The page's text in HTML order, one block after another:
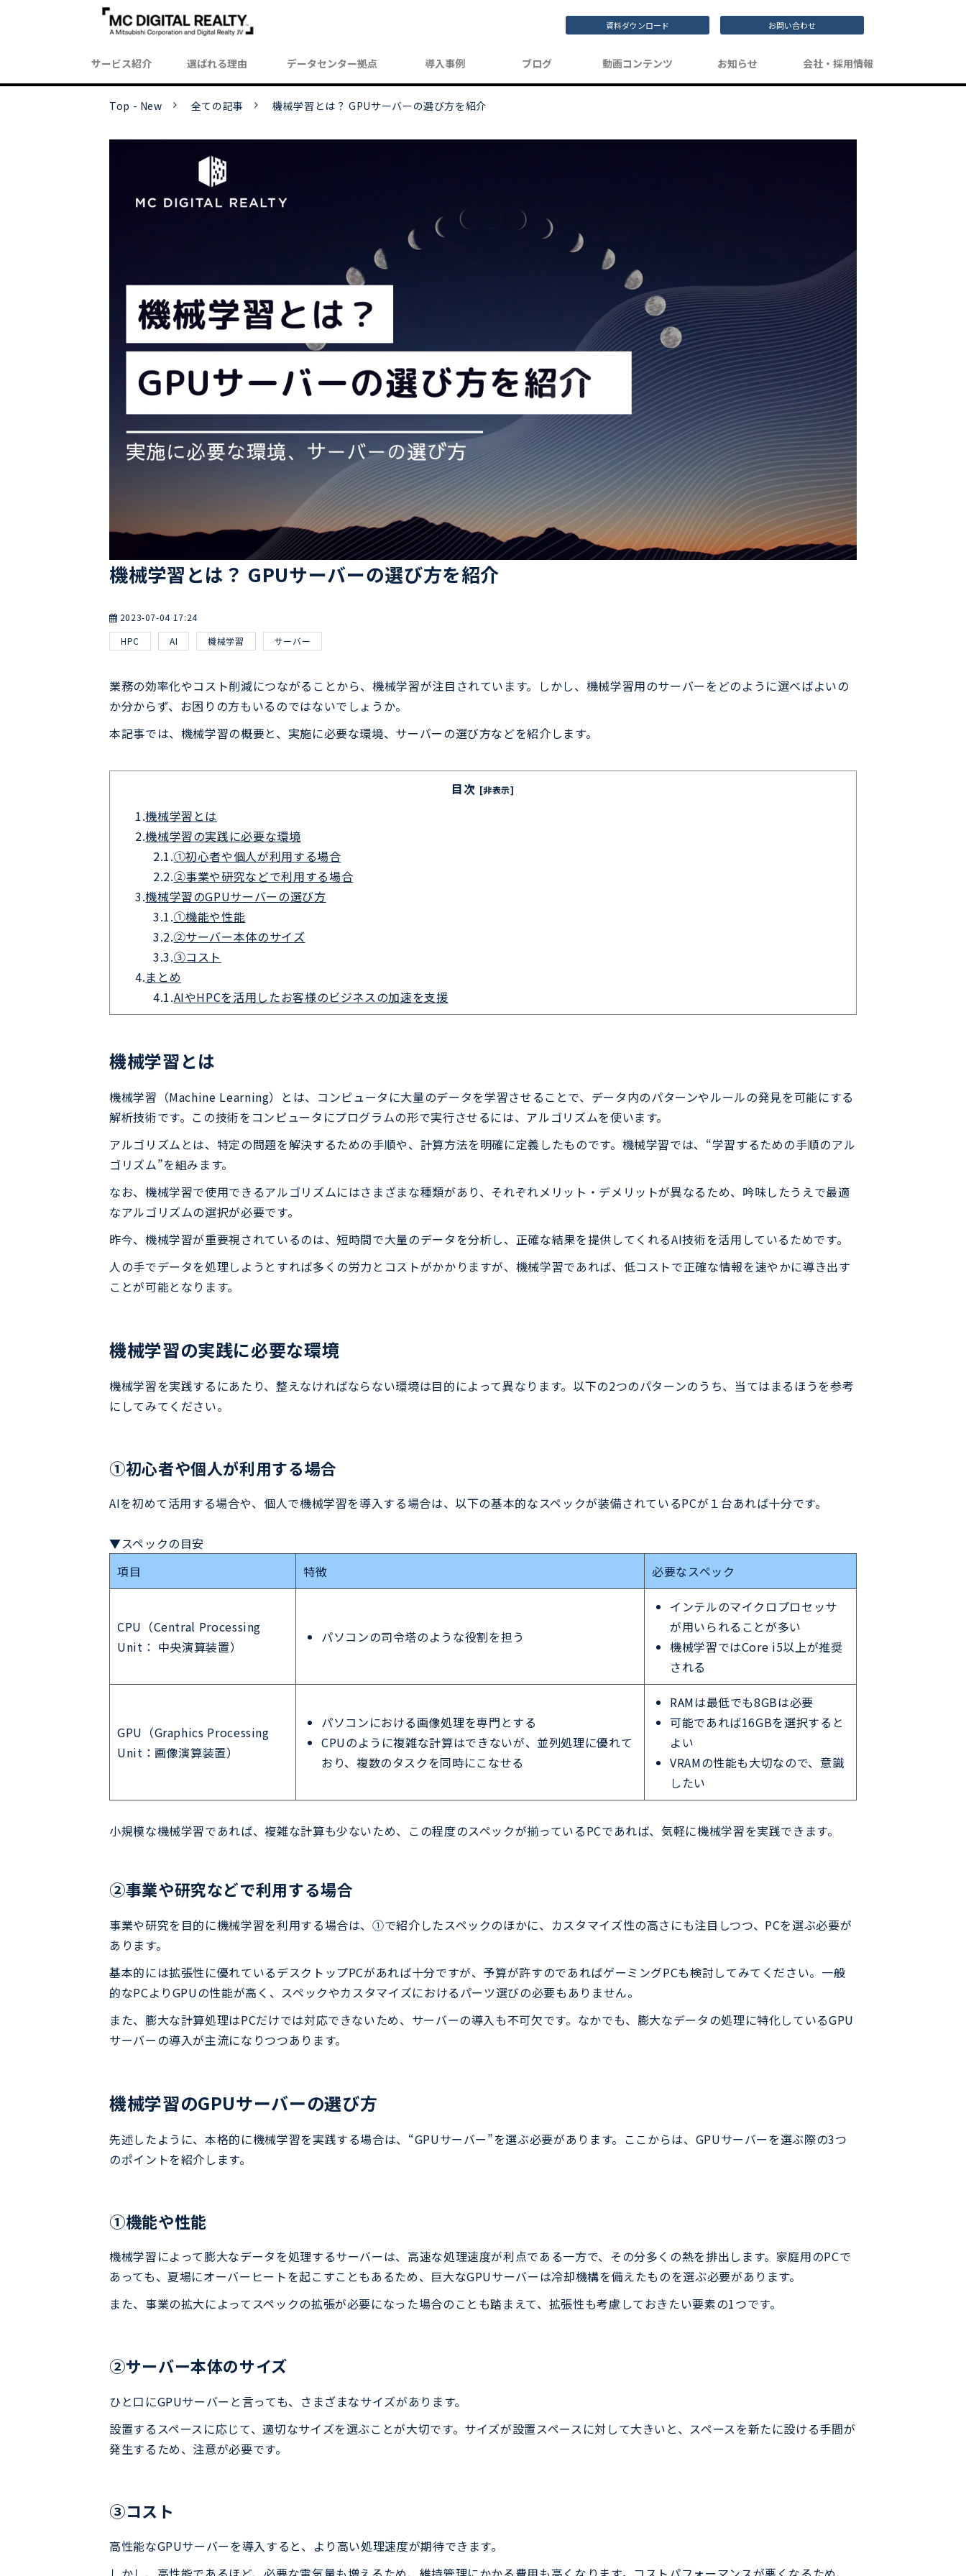
資料ダウンロード お問い合わせ
サービス紹介 選ばれる理由 データセンター拠点 導入事例 ブログ 動画コンテンツ お知らせ 会社・採用情報
Top - New 全ての記事 機械学習とは？ GPUサーバーの選び方を紹介
機械学習とは？ GPUサーバーの選び方を紹介
2023-07-04 17:24
HPC
AI 機械学習 サーバー
業務の効率化やコスト削減につながることから、機械学習が注目されています。しかし、機械学習用のサーバーをどのように選べばよいの
か分からず、お困りの方もいるのではないでしょうか。
本記事では、機械学習の概要と、実施に必要な環境、サーバーの選び方などを紹介します。
目次 [非表示]
1.機械学習とは
2.機械学習の実践に必要な環境
2.1.①初心者や個人が利用する場合
2.2.​②事業や研究などで利用する場合
3.機械学習のGPUサーバーの選び方
3.1.①機能や性能
3.2.②サーバー本体のサイズ
3.3.③コスト
4.まとめ
4.1.AIやHPCを活用したお客様のビジネスの加速を支援
機械学習とは
機械学習（Machine Learning）とは、コンピュータに大量のデータを学習させることで、データ内のパターンやルールの発見を可能にする
解析技術です。この技術をコンピュータにプログラムの形で実行させるには、アルゴリズムを使います。
アルゴリズムとは、特定の問題を解決するための手順や、計算方法を明確に定義したものです。機械学習では、“学習するための手順のアル
ゴリズム”を組みます。
なお、機械学習で使用できるアルゴリズムにはさまざまな種類があり、それぞれメリット・デメリットが異なるため、吟味したうえで最適
なアルゴリズムの選択が必要です。
昨今、機械学習が重要視されているのは、短時間で大量のデータを分析し、正確な結果を提供してくれるAI技術を活用しているためです。
人の手でデータを処理しようとすれば多くの労力とコストがかかりますが、機械学習であれば、低コストで正確な情報を速やかに導き出す
ことが可能となります。
機械学習の実践に必要な環境
機械学習を実践するにあたり、整えなければならない環境は目的によって異なります。以下の2つのパターンのうち、当てはまるほうを参考
にしてみてください。
①初心者や個人が利用する場合
AIを初めて活用する場合や、個人で機械学習を導入する場合は、以下の基本的なスペックが装備されているPCが１台あれば十分です。
▼スペックの目安
項目
特徴 必要なスペック
CPU（Central Processing
Unit： 中央演算装置）
パソコンの司令塔のような役割を担う
インテルのマイクロプロセッサ
が用いられることが多い
機械学習ではCore i5以上が推奨
される
GPU（Graphics Processing
Unit：画像演算装置）
パソコンにおける画像処理を専門とする
CPUのように複雑な計算はできないが、並列処理に優れて
おり、複数のタスクを同時にこなせる
RAMは最低でも8GBは必要
可能であれば16GBを選択すると
よい
VRAMの性能も大切なので、意識
したい
小規模な機械学習であれば、複雑な計算も少ないため、この程度のスペックが揃っているPCであれば、気軽に機械学習を実践できます。
​②事業や研究などで利用する場合
事業や研究を目的に機械学習を利用する場合は、①で紹介したスペックのほかに、カスタマイズ性の高さにも注目しつつ、PCを選ぶ必要が
あります。
基本的には拡張性に優れているデスクトップPCがあれば十分ですが、予算が許すのであればゲーミングPCも検討してみてください。一般
的なPCよりGPUの性能が高く、スペックやカスタマイズにおけるパーツ選びの必要もありません。
また、膨大な計算処理はPCだけでは対応できないため、サーバーの導入も不可欠です。なかでも、膨大なデータの処理に特化しているGPU
サーバーの導入が主流になりつつあります。
機械学習のGPUサーバーの選び方
先述したように、本格的に機械学習を実践する場合は、“GPUサーバー”を選ぶ必要があります。ここからは、GPUサーバーを選ぶ際の3つ
のポイントを紹介します。
①機能や性能
機械学習によって膨大なデータを処理するサーバーは、高速な処理速度が利点である一方で、その分多くの熱を排出します。家庭用のPCで
あっても、夏場にオーバーヒートを起こすこともあるため、巨大なGPUサーバーは冷却機構を備えたものを選ぶ必要があります。
また、事業の拡大によってスペックの拡張が必要になった場合のことも踏まえて、拡張性も考慮しておきたい要素の1つです。
②サーバー本体のサイズ
ひと口にGPUサーバーと言っても、さまざまなサイズがあります。
設置するスペースに応じて、適切なサイズを選ぶことが大切です。サイズが設置スペースに対して大きいと、スペースを新たに設ける手間が
発生するため、注意が必要です。
③コスト
高性能なGPUサーバーを導入すると、より高い処理速度が期待できます。